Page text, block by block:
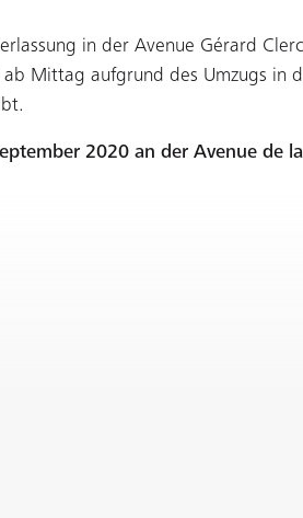
in der Avenue Gérard
Mittag aufgrund des Umzugs in
2020 an der Avenue de la